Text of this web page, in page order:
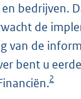
bedrijven.
de
van de
bent u
2